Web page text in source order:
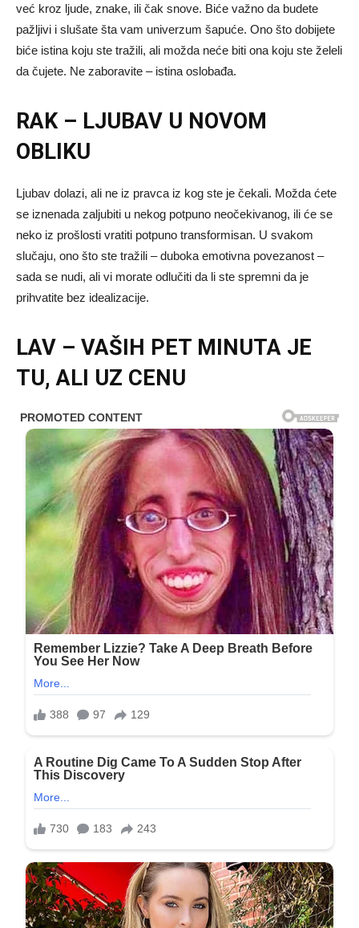
već kroz ljude, znake, ili čak snove. Biće važno da budete
pažljivi i slušate šta vam univerzum šapuće. Ono što dobijete
biće istina koju ste tražili, ali možda neće biti ona koju ste želeli
da čujete. Ne zaboravite – istina oslobađa.
RAK – LJUBAV U NOVOM
OBLIKU
Ljubav dolazi, ali ne iz pravca iz kog ste je čekali. Možda ćete
se iznenada zaljubiti u nekog potpuno neočekivanog, ili će se
neko iz prošlosti vratiti potpuno transformisan. U svakom
slučaju, ono što ste tražili – duboka emotivna povezanost –
sada se nudi, ali vi morate odlučiti da li ste spremni da je
prihvatite bez idealizacije.
LAV – VAŠIH PET MINUTA JE
TU, ALI UZ CENU